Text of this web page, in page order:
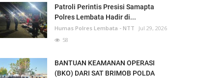
Patroli Perintis Presisi Samapta
Polres Lembata Hadir di...
Humas Polres Lembata - NTT
Jul 29, 2026
58
BANTUAN KEAMANAN OPERASI
(BKO) DARI SAT BRIMOB POLDA